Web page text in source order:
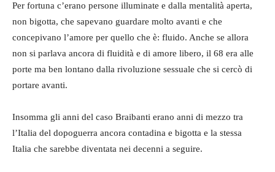
Per fortuna c’erano persone illuminate e dalla mentalità aperta,
non bigotta, che sapevano guardare molto avanti e che
concepivano l’amore per quello che è: fluido. Anche se allora
non si parlava ancora di fluidità e di amore libero, il 68 era alle
porte ma ben lontano dalla rivoluzione sessuale che si cercò di
portare avanti.
Insomma gli anni del caso Braibanti erano anni di mezzo tra
l’Italia del dopoguerra ancora contadina e bigotta e la stessa
Italia che sarebbe diventata nei decenni a seguire.